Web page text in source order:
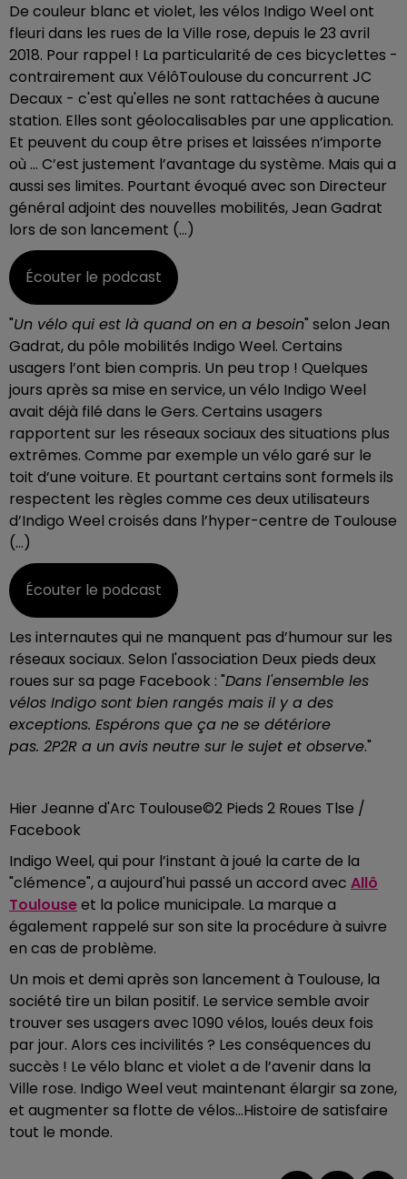
De couleur blanc et violet, les vélos Indigo Weel ont
fleuri dans les rues de la Ville rose, depuis le 23 avril
2018. Pour rappel ! La particularité de ces bicyclettes -
contrairement aux VélôToulouse du concurrent JC
Decaux - c'est qu'elles ne sont rattachées à aucune
station. Elles sont géolocalisables par une application.
Et peuvent du coup être prises et laissées n’importe
où … C’est justement l’avantage du système. Mais qui a
aussi ses limites. Pourtant évoqué avec son Directeur
général adjoint des nouvelles mobilités, Jean Gadrat
lors de son lancement (…)
Écouter le podcast
"Un vélo qui est là quand on en a besoin" selon Jean
Gadrat, du pôle mobilités Indigo Weel. Certains
usagers l’ont bien compris. Un peu trop ! Quelques
jours après sa mise en service, un vélo Indigo Weel
avait déjà filé dans le Gers. Certains usagers
rapportent sur les réseaux sociaux des situations plus
extrêmes. Comme par exemple un vélo garé sur le
toit d’une voiture. Et pourtant certains sont formels ils
respectent les règles comme ces deux utilisateurs
d’Indigo Weel croisés dans l’hyper-centre de Toulouse
(…)
Écouter le podcast
Les internautes qui ne manquent pas d’humour sur les
réseaux sociaux. Selon l'association Deux pieds deux
roues sur sa page Facebook : "Dans l'ensemble les
vélos Indigo sont bien rangés mais il y a des
exceptions. Espérons que ça ne se détériore
pas. 2P2R a un avis neutre sur le sujet et observe."
Hier Jeanne d'Arc Toulouse©2 Pieds 2 Roues Tlse /
Facebook
Indigo Weel, qui pour l’instant à joué la carte de la
"clémence", a aujourd'hui passé un accord avec Allô
Toulouseet la police municipale. La marque a
également rappelé sur son site la procédure à suivre
en cas de problème.
Un mois et demi après son lancement à Toulouse, la
société tire un bilan positif. Le service semble avoir
trouver ses usagers avec 1090 vélos, loués deux fois
par jour. Alors ces incivilités ? Les conséquences du
succès ! Le vélo blanc et violet a de l’avenir dans la
Ville rose. Indigo Weel veut maintenant élargir sa zone,
et augmenter sa flotte de vélos…Histoire de satisfaire
tout le monde.